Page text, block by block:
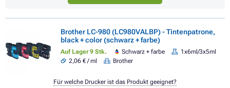
Brother LC-980 (LC980VALBP) - Tintenpatrone,
black + color (schwarz + farbe)
Auf Lager 9 Stk. Schwarz + farbe
1x6ml/3x5ml
2,06 € / ml
Brother
Für welche Drucker ist das Produkt geeignet?